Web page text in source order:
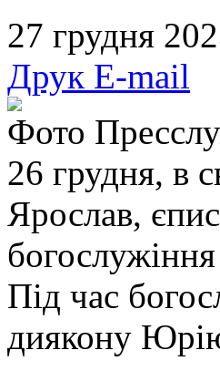
27 грудня
Друк E-mail
Фото
26 грудня, в
Ярослав,
Під час
диякону